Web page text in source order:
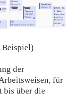
Beispiel)
der
für
bis über die